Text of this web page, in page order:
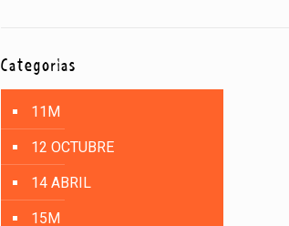
Categorías
11M
12 OCTUBRE
14 ABRIL
15M